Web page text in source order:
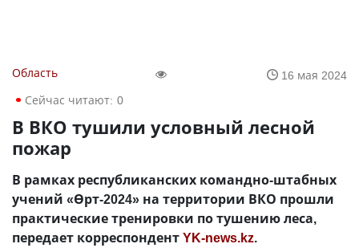
Область
16 мая 2024
Сейчас читают: 0
В ВКО тушили условный лесной
пожар
В рамках республиканских командно-штабных
учений «Өрт-2024» на территории ВКО прошли
практические тренировки по тушению леса,
передает корреспондентYK-news.kz.